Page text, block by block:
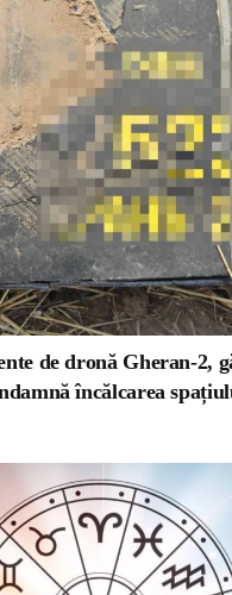
de dronă Gheran-2,
încălcarea